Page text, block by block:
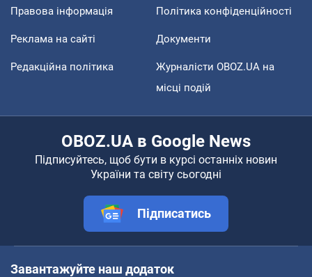
Правова інформація Політика конфіденційності
Реклама на сайті Документи
Редакційна політика
Журналісти OBOZ.UA на
місці подій
OBOZ.UA в Google News
Підписуйтесь, щоб бути в курсі останніх новин
України та світу сьогодні
Підписатись
Завантажуйте наш додаток